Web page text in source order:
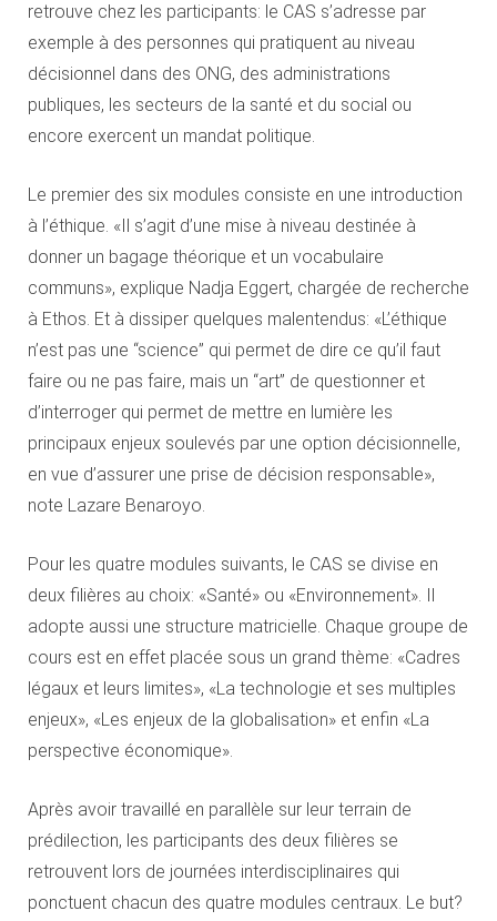
retrouve chez les participants: le CAS s’adresse par
exemple à des personnes qui pratiquent au niveau
décisionnel dans des ONG, des administrations
publiques, les secteurs de la santé et du social ou
encore exercent un mandat politique.
Le premier des six modules consiste en une introduction
à l’éthique. «Il s’agit d’une mise à niveau destinée à
donner un bagage théorique et un vocabulaire
communs», explique Nadja Eggert, chargée de recherche
à Ethos. Et à dissiper quelques malentendus: «L’éthique
n’est pas une “science” qui permet de dire ce qu’il faut
faire ou ne pas faire, mais un “art” de questionner et
d’interroger qui permet de mettre en lumière les
principaux enjeux soulevés par une option décisionnelle,
en vue d’assurer une prise de décision responsable»,
note Lazare Benaroyo.
Pour les quatre modules suivants, le CAS se divise en
deux filières au choix: «Santé» ou «Environnement». Il
adopte aussi une structure matricielle. Chaque groupe de
cours est en effet placée sous un grand thème: «Cadres
légaux et leurs limites», «La technologie et ses multiples
enjeux», «Les enjeux de la globalisation» et enfin «La
perspective économique».
Après avoir travaillé en parallèle sur leur terrain de
prédilection, les participants des deux filières se
retrouvent lors de journées interdisciplinaires qui
ponctuent chacun des quatre modules centraux. Le but?